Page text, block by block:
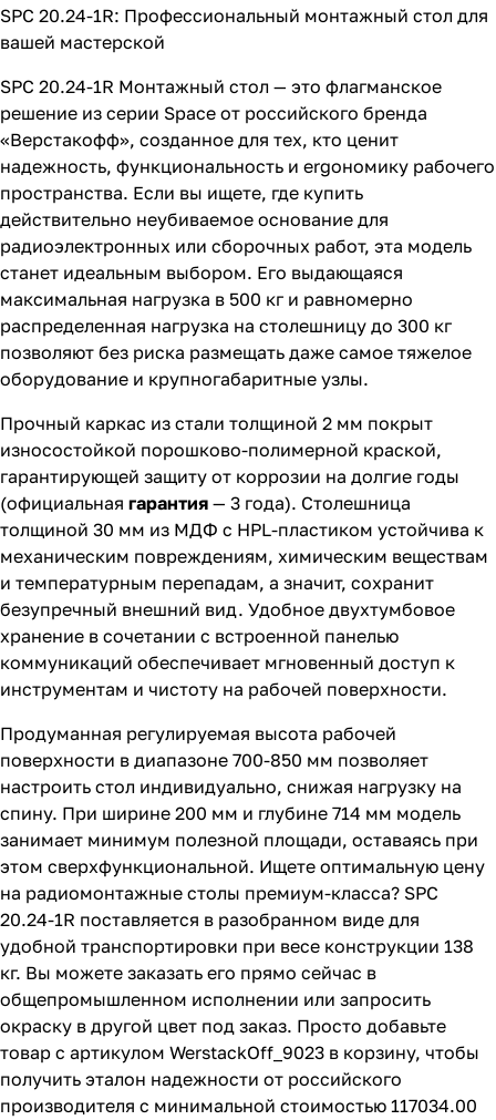
SPC 20.24-1R: Профессиональный монтажный стол для
вашей мастерской
SPC 20.24-1R Монтажный стол — это флагманское
решение из серии Space от российского бренда
«Верстакофф», созданное для тех, кто ценит
надежность, функциональность и ergoномику рабочего
пространства. Если вы ищете, где купить
действительно неубиваемое основание для
радиоэлектронных или сборочных работ, эта модель
станет идеальным выбором. Его выдающаяся
максимальная нагрузка в 500 кг и равномерно
распределенная нагрузка на столешницу до 300 кг
позволяют без риска размещать даже самое тяжелое
оборудование и крупногабаритные узлы.
Прочный каркас из стали толщиной 2 мм покрыт
износостойкой порошково-полимерной краской,
гарантирующей защиту от коррозии на долгие годы
(официальная гарантия — 3 года). Столешница
толщиной 30 мм из МДФ с HPL-пластиком устойчива к
механическим повреждениям, химическим веществам
и температурным перепадам, а значит, сохранит
безупречный внешний вид. Удобное двухтумбовое
хранение в сочетании с встроенной панелью
коммуникаций обеспечивает мгновенный доступ к
инструментам и чистоту на рабочей поверхности.
Продуманная регулируемая высота рабочей
поверхности в диапазоне 700-850 мм позволяет
настроить стол индивидуально, снижая нагрузку на
спину. При ширине 200 мм и глубине 714 мм модель
занимает минимум полезной площади, оставаясь при
этом сверхфункциональной. Ищете оптимальную цену
на радиомонтажные столы премиум-класса? SPC
20.24-1R поставляется в разобранном виде для
удобной транспортировки при весе конструкции 138
кг. Вы можете заказать его прямо сейчас в
общепромышленном исполнении или запросить
окраску в другой цвет под заказ. Просто добавьте
товар с артикулом WerstackOff_9023 в корзину, чтобы
получить эталон надежности от российского
производителя с минимальной стоимостью 117034.00